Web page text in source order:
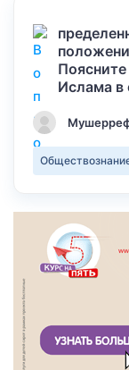
Ислама в